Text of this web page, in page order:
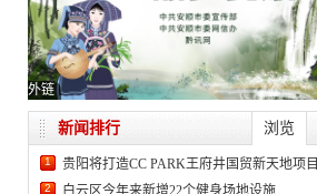
外链
浏览
新闻排行
1 贵阳将打造CC PARK王府井国贸新天地项目
2 白云区今年来新增22个健身场地设施